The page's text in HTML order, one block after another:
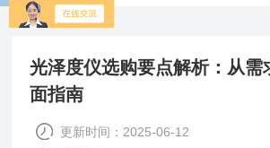
光泽度仪选购要点解析：从需
面指南
更新时间：2025-06-12